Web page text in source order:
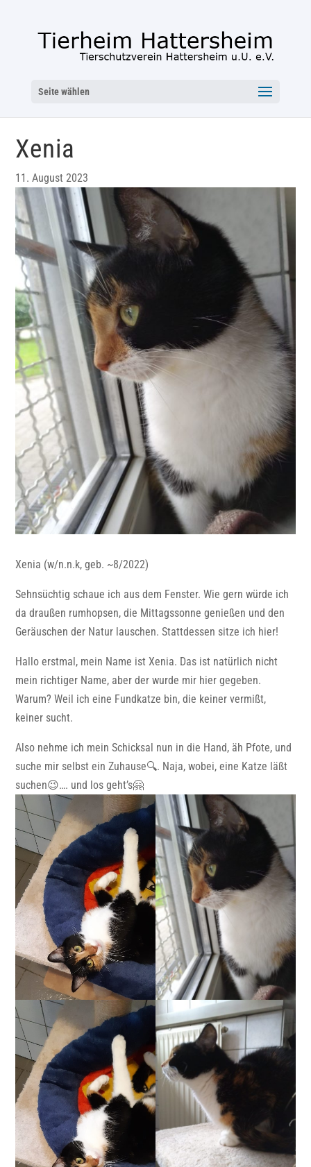
Seite wählen
Xenia
11. August 2023
Xenia (w/n.n.k, geb. ~8/2022)
Sehnsüchtig schaue ich aus dem Fenster. Wie gern würde ich
da draußen rumhopsen, die Mittagssonne genießen und den
Geräuschen der Natur lauschen. Stattdessen sitze ich hier!
Hallo erstmal, mein Name ist Xenia. Das ist natürlich nicht
mein richtiger Name, aber der wurde mir hier gegeben.
Warum? Weil ich eine Fundkatze bin, die keiner vermißt,
keiner sucht.
Also nehme ich mein Schicksal nun in die Hand, äh Pfote, und
suche mir selbst ein Zuhause🔍. Naja, wobei, eine Katze läßt
suchen😉…. und los geht’s🤗